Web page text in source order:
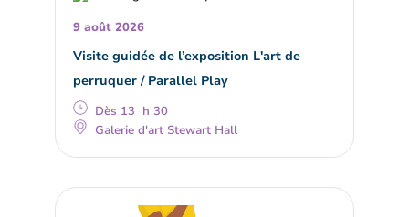
9 août 2026
Visite guidée de l’exposition L'art de
perruquer / Parallel Play
Dès 13 h 30
Galerie d'art Stewart Hall